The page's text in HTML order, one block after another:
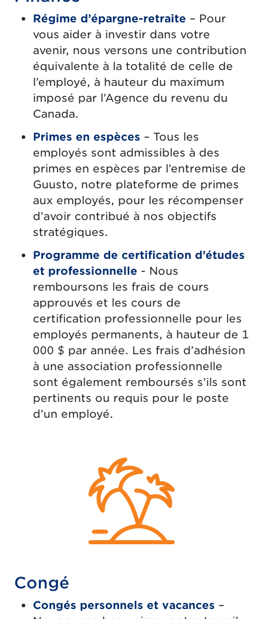
Régime d’épargne-retraite – Pour
vous aider à investir dans votre
avenir, nous versons une contribution
équivalente à la totalité de celle de
l’employé, à hauteur du maximum
imposé par l’Agence du revenu du
Canada.
Primes en espèces – Tous les
employés sont admissibles à des
primes en espèces par l’entremise de
Guusto, notre plateforme de primes
aux employés, pour les récompenser
d’avoir contribué à nos objectifs
stratégiques.
Programme de certification d’études
et professionnelle - Nous
remboursons les frais de cours
approuvés et les cours de
certification professionnelle pour les
employés permanents, à hauteur de 1
000 $ par année. Les frais d’adhésion
à une association professionnelle
sont également remboursés s’ils sont
pertinents ou requis pour le poste
d’un employé.
Congé
Congés personnels et vacances –